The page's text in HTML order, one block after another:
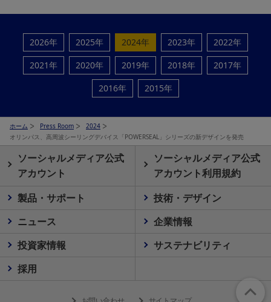
2026年 2025年 2024年 2023年
2022年
2021年
2020年 2019年 2018年
2017年
2016年
2015年
ホーム Press Room
2024
オリンパス、高周波シーリングデバイス「POWERSEAL」シリーズの新デザインを発売
ソーシャルメディア公式
アカウント
ソーシャルメディア公式
アカウント利用規約
製品・サポート
技術・デザイン
ニュース
企業情報
投資家情報
サステナビリティ
採用